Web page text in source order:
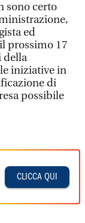
sono certo
ed
prossimo 17
della
iniziative in
di
possibile
CLICCA QUI